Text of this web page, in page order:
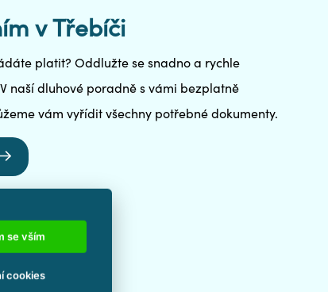
v Třebíči
platit? Oddlužte se snadno a rychle
naší dluhové poradně s vámi bezplatně
vám vyřídit všechny potřebné dokumenty.
Třebíči
se vším
cookies